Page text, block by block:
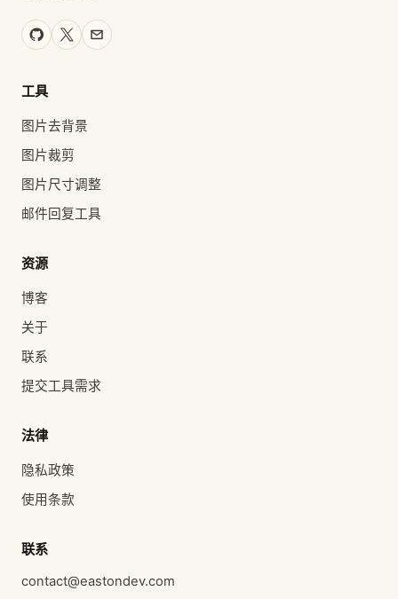
工具
图片去背景
图片裁剪
图片尺寸调整
邮件回复工具
资源
博客
关于
联系
提交工具需求
法律
隐私政策
使用条款
联系
contact@eastondev.com